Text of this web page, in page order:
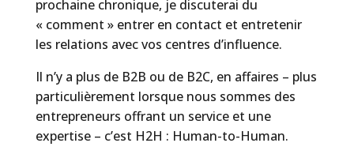
prochaine chronique, je discuterai du
« comment » entrer en contact et entretenir
les relations avec vos centres d’influence.
Il n’y a plus de B2B ou de B2C, en affaires – plus
particulièrement lorsque nous sommes des
entrepreneurs offrant un service et une
expertise – c’est H2H : Human-to-Human.